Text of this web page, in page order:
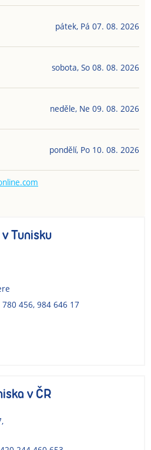
pátek, Pá 07. 08. 2026
sobota, So 08. 08. 2026
neděle, Ne 09. 08. 2026
pondělí, Po 10. 08. 2026
Tunisku
456, 984 646 17
v ČR